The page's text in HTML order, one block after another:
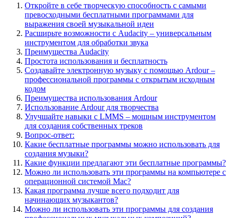
Откройте в себе творческую способность с самыми
превосходными бесплатными программами для
выражения своей музыкальной идеи
Расширьте возможности с Audacity – универсальным
инструментом для обработки звука
Преимущества Audacity
Простота использования и бесплатность
Создавайте электронную музыку с помощью Ardour –
профессиональной программы с открытым исходным
кодом
Преимущества использования Ardour
Использование Ardour для творчества
Улучшайте навыки с LMMS – мощным инструментом
для создания собственных треков
Вопрос-ответ:
Какие бесплатные программы можно использовать для
создания музыки?
Какие функции предлагают эти бесплатные программы?
Можно ли использовать эти программы на компьютере с
операционной системой Mac?
Какая программа лучше всего подходит для
начинающих музыкантов?
Можно ли использовать эти программы для создания